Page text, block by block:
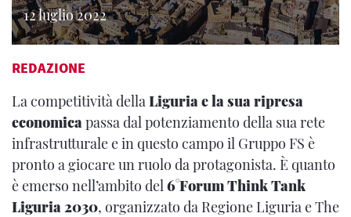
12 luglio 2022
REDAZIONE
La competitività dellaLiguria e la sua ripresa
economicapassa dal potenziamento della sua rete
infrastrutturale e in questo campo il Gruppo FS è
pronto a giocare un ruolo da protagonista. È quanto
è emerso nell’ambito del6°Forum Think Tank
Liguria 2030, organizzato da Regione Liguria e The